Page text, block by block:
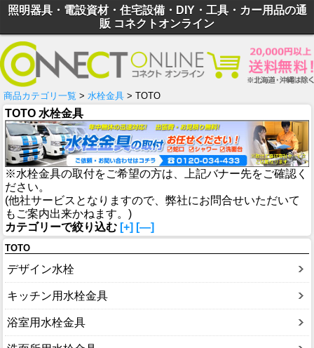
照明器具・電設資材・住宅設備・DIY・工具・カー用品の通
販 コネクトオンライン
商品カテゴリ一覧 > 水栓金具 > TOTO
TOTO 水栓金具
※水栓金具の取付をご希望の方は、上記バナー先をご確認く
ださい。
(他社サービスとなりますので、弊社にお問合せいただいて
もご案内出来かねます。)
カテゴリーで絞り込む [+] [—]
TOTO
デザイン水栓
キッチン用水栓金具
浴室用水栓金具